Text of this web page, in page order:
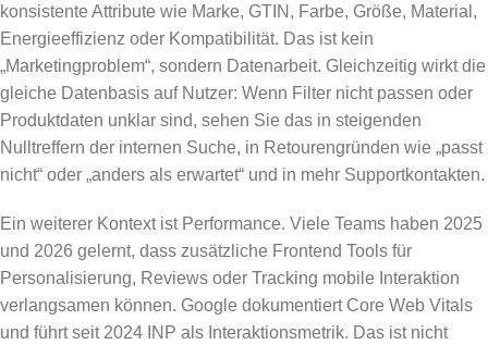
konsistente Attribute wie Marke, GTIN, Farbe, Größe, Material,
Energieeffizienz oder Kompatibilität. Das ist kein
„Marketingproblem“, sondern Datenarbeit. Gleichzeitig wirkt die
gleiche Datenbasis auf Nutzer: Wenn Filter nicht passen oder
Produktdaten unklar sind, sehen Sie das in steigenden
Nulltreffern der internen Suche, in Retourengründen wie „passt
nicht“ oder „anders als erwartet“ und in mehr Supportkontakten.
Ein weiterer Kontext ist Performance. Viele Teams haben 2025
und 2026 gelernt, dass zusätzliche Frontend Tools für
Personalisierung, Reviews oder Tracking mobile Interaktion
verlangsamen können. Google dokumentiert Core Web Vitals
und führt seit 2024 INP als Interaktionsmetrik. Das ist nicht